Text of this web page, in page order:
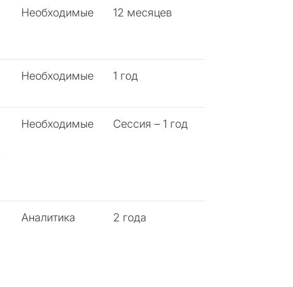
Необходимые 12 месяцев
Необходимые 1 год
Необходимые Сессия – 1 год
Аналитика 2 года